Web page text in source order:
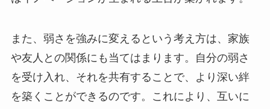
また、弱さを強みに変えるという考え方は、家族
や友人との関係にも当てはまります。自分の弱さ
を受け入れ、それを共有することで、より深い絆
を築くことができるのです。これにより、互いに